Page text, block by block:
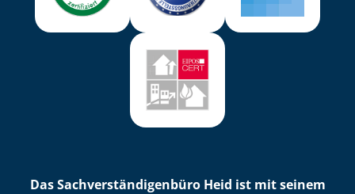
Das Sach­ver­stän­di­gen­bü­ro Heid ist mit seinem